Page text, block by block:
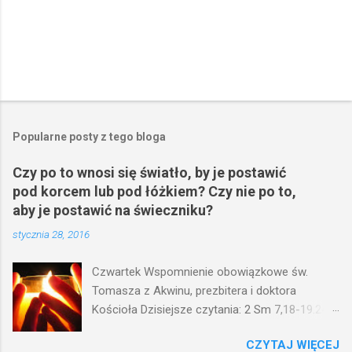
Popularne posty z tego bloga
Czy po to wnosi się światło, by je postawić
pod korcem lub pod łóżkiem? Czy nie po to,
aby je postawić na świeczniku?
stycznia 28, 2016
Czwartek Wspomnienie obowiązkowe św.
Tomasza z Akwinu, prezbitera i doktora
Kościoła Dzisiejsze czytania: 2 Sm 7,18-19.24-
(Mk 4,21-25) Jezus mówił ludowi: Czy po to
CZYTAJ WIĘCEJ